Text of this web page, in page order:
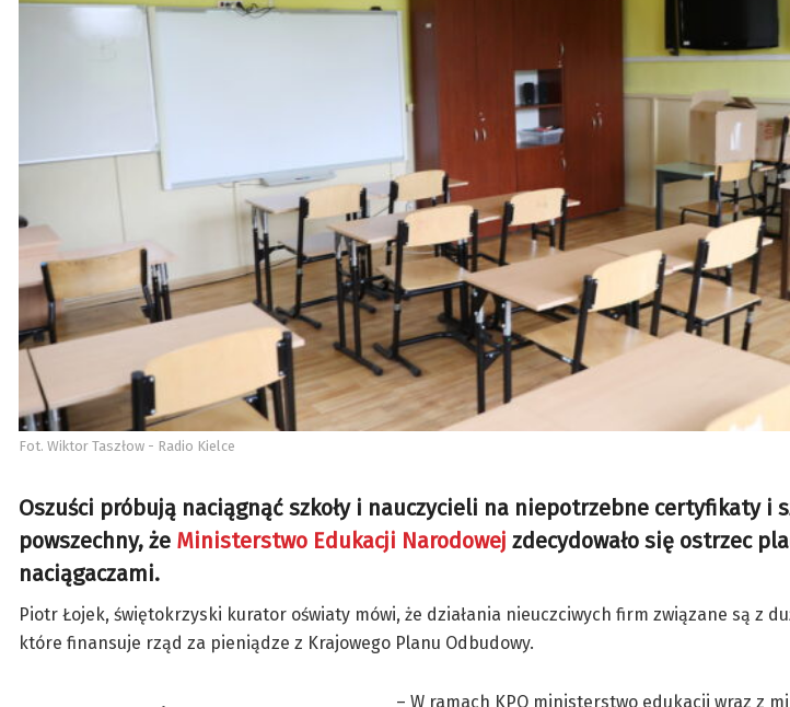
Fot. Wiktor Taszłow - Radio Kielce
Oszuści próbują naciągnąć szkoły i nauczycieli na niepotrzebne certyfikaty i
powszechny, że Ministerstwo Edukacji Narodowej zdecydowało się ostrzec
naciągaczami.
Piotr Łojek, świętokrzyski kurator oświaty mówi, że działania nieuczciwych firm związane są z
które finansuje rząd za pieniądze z Krajowego Planu Odbudowy.
– W ramach KPO ministerstwo edukacji wraz z